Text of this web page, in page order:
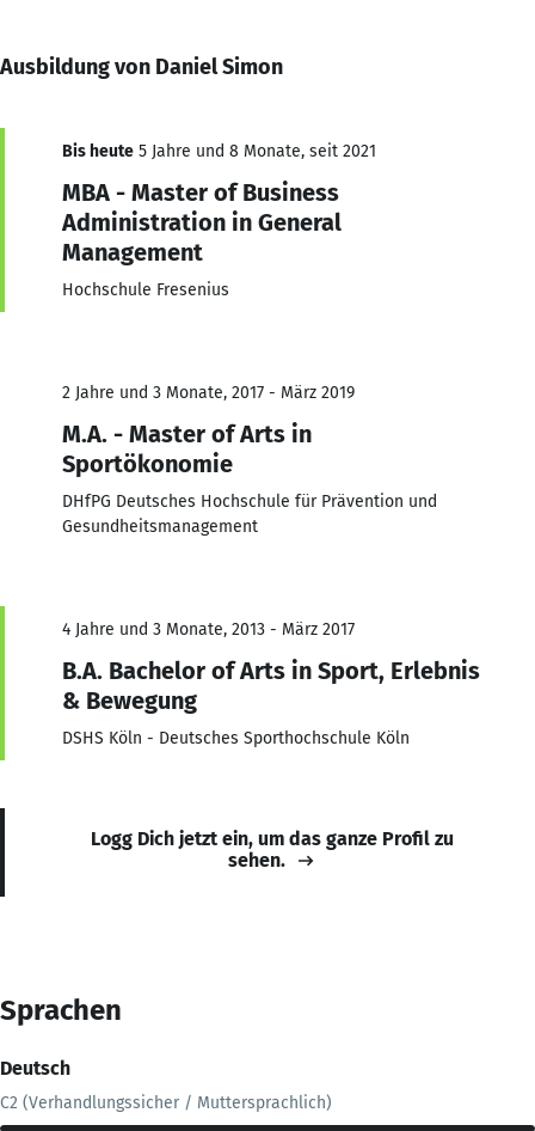
Ausbildung von Daniel Simon
Bis heute 5 Jahre und 8 Monate, seit 2021
MBA - Master of Business
Administration in General
Management
Hochschule Fresenius
2 Jahre und 3 Monate, 2017 - März 2019
M.A. - Master of Arts in
Sportökonomie
DHfPG Deutsches Hochschule für Prävention und
Gesundheitsmanagement
4 Jahre und 3 Monate, 2013 - März 2017
B.A. Bachelor of Arts in Sport, Erlebnis
& Bewegung
DSHS Köln - Deutsches Sporthochschule Köln
Logg Dich jetzt ein, um das ganze Profil zu
sehen.
Sprachen
Deutsch
C2 (Verhandlungssicher / Muttersprachlich)